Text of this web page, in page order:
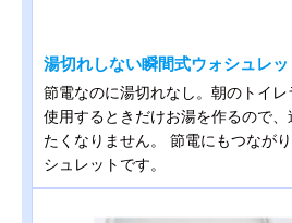
湯切れしない瞬間式ウォシュレッ
節電なのに湯切れなし。朝のトイレ
使用するときだけお湯を作るので
たくなりません。 節電にもつなが
シュレットです。